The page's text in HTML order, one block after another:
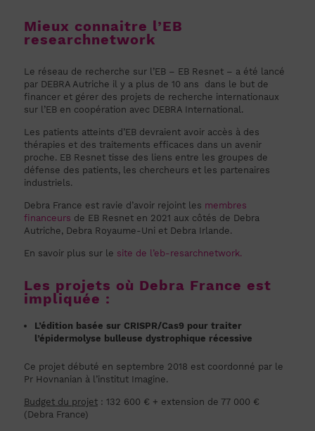
Mieux connaitre l’EB
researchnetwork
Le réseau de recherche sur l’EB – EB Resnet – a été lancé
par DEBRA Autriche il y a plus de 10 ans dans le but de
financer et gérer des projets de recherche internationaux
sur l’EB en coopération avec DEBRA International.
Les patients atteints d’EB devraient avoir accès à des
thérapies et des traitements efficaces dans un avenir
proche. EB Resnet tisse des liens entre les groupes de
défense des patients, les chercheurs et les partenaires
industriels.
Debra France est ravie d’avoir rejoint les membres
financeurs de EB Resnet en 2021 aux côtés de Debra
Autriche, Debra Royaume-Uni et Debra Irlande.
En savoir plus sur le site de l’eb-resarchnetwork.
Les projets où Debra France est
impliquée :
L’édition basée sur CRISPR/Cas9 pour traiter
l’épidermolyse bulleuse dystrophique récessive
Ce projet débuté en septembre 2018 est coordonné par le
Pr Hovnanian à l’institut Imagine.
Budget du projet : 132 600 € + extension de 77 000 €
(Debra France)